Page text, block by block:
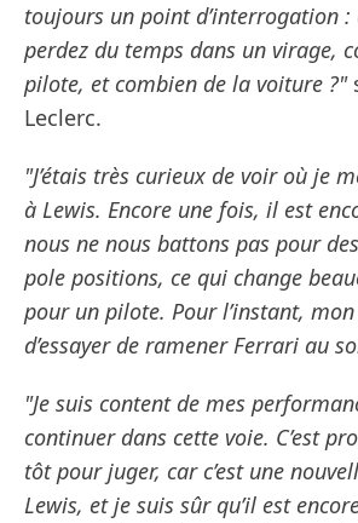
toujours un point d’interrogation :
perdez du temps dans un virage,
pilote, et combien de la voiture ?"
Leclerc.
"J’étais très curieux de voir où je
à Lewis. Encore une fois, il est
nous ne nous battons pas pour
pole positions, ce qui change
pour un pilote. Pour l’instant,
d’essayer de ramener Ferrari au
"Je suis content de mes
continuer dans cette voie. C’est
tôt pour juger, car c’est une
Lewis, et je suis sûr qu’il est